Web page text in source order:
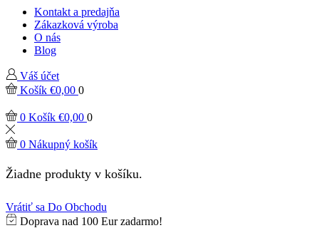
Kontakt a predajňa
Zákazková výroba
O nás
Blog
Váš účet
Košík €0,00 0
0 Košík €0,00 0
0 Nákupný košík
Žiadne produkty v košíku.
Vrátiť sa Do Obchodu
Doprava nad 100 Eur zadarmo!